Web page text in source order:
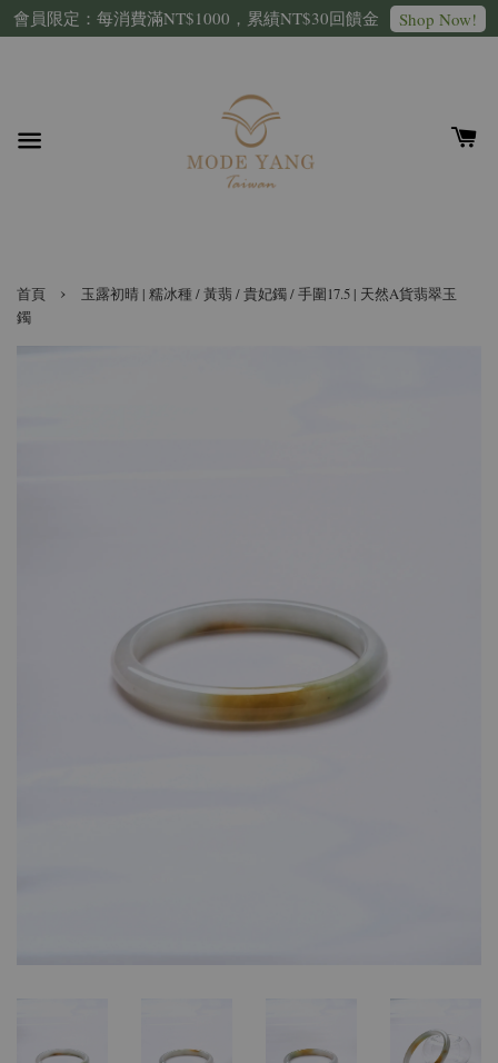
會員限定：每消費滿NT$1000，累績NT$30回饋金 Shop Now!
首頁 ›
玉露初晴 | 糯冰種 / 黃翡 / 貴妃鐲 / 手圍17.5 | 天然A貨翡翠玉
鐲